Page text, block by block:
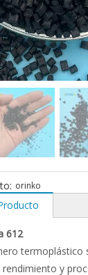
orinko
612
termoplástico
y